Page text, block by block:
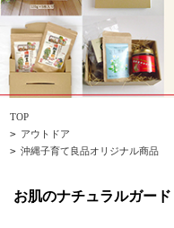
TOP
> アウトドア
> 沖縄子育て良品オリジナル商品
お肌のナチュラルガー